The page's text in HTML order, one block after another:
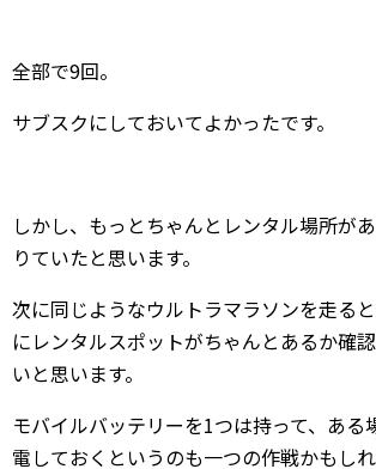
全部で9回。
サブスクにしておいてよかったです。
しかし、もっとちゃんとレンタル場所が
りていたと思います。
次に同じようなウルトラマラソンを走る
にレンタルスポットがちゃんとあるか確
いと思います。
モバイルバッテリーを1つは持って、ある
電しておくというのも一つの作戦かもしれ